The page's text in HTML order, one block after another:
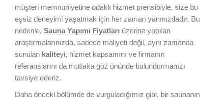
müşteri memnuniyetine odaklı hizmet prensibiyle, size bu
eşsiz deneyimi yaşatmak için her zaman yanınızdadır. Bu
nedenle, Sauna Yapımı Fiyatları üzerine yapılan
araştırmalarınızda, sadece maliyeti değil, aynı zamanda
sunulan kaliteyi, hizmet kapsamını ve firmanın
referanslarını da mutlaka göz önünde bulundurmanızı
tavsiye ederiz.
Daha önceki bölümde de vurguladığımız gibi, bir saunanın